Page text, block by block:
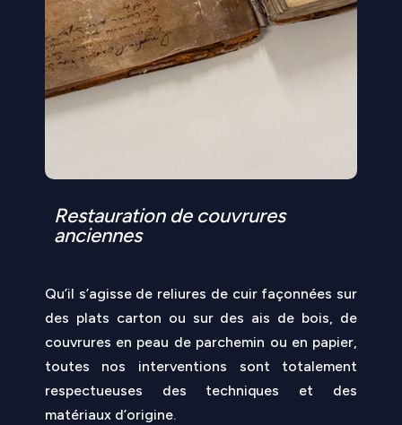
Restauration de couvrures
anciennes
Qu’il s’agisse de reliures de cuir façonnées sur
des plats carton ou sur des ais de bois, de
couvrures en peau de parchemin ou en papier,
toutes nos interventions sont totalement
respectueuses des techniques et des
matériaux d’origine.